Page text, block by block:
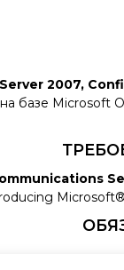
2007,
на базе